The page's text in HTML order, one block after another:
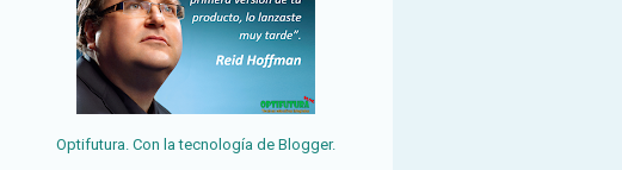
Optifutura. Con la tecnología de Blogger.